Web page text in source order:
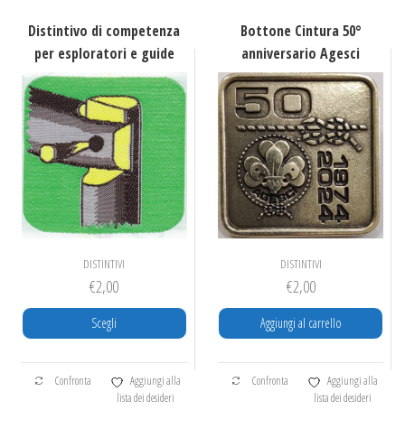
Distintivo di competenza
per esploratori e guide
DISTINTIVI
€2,00
Scegli
Questo
prodotto
Confronta
Aggiungi alla
lista dei desideri
Bottone Cintura 50°
anniversario Agesci
DISTINTIVI
€2,00
Aggiungi al carrello
Confronta
Aggiungi alla
lista dei desideri